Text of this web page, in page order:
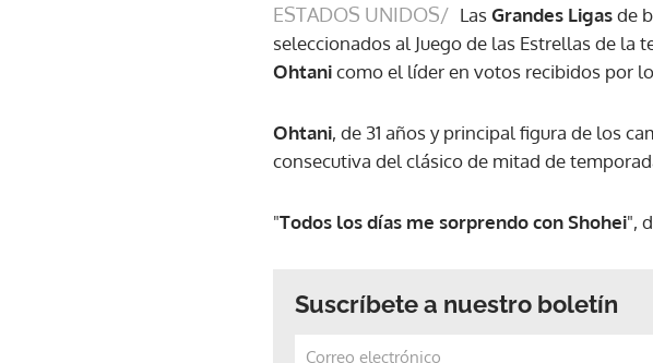
ESTADOS UNIDOS/ LasGrandes Ligasde
seleccionados al Juego de las Estrellas de
Ohtanicomo el líder en votos recibidos por
Ohtani, de 31 años y principal figura de los
consecutiva del clásico de mitad de
"Todos los días me sorprendo con Shohei",
Suscríbete a nuestro boletín